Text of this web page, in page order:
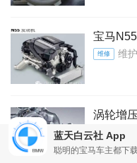
宝马
维修 维
涡轮增
百科 百科
蓝天白云社 App
聪明的宝马车主都下